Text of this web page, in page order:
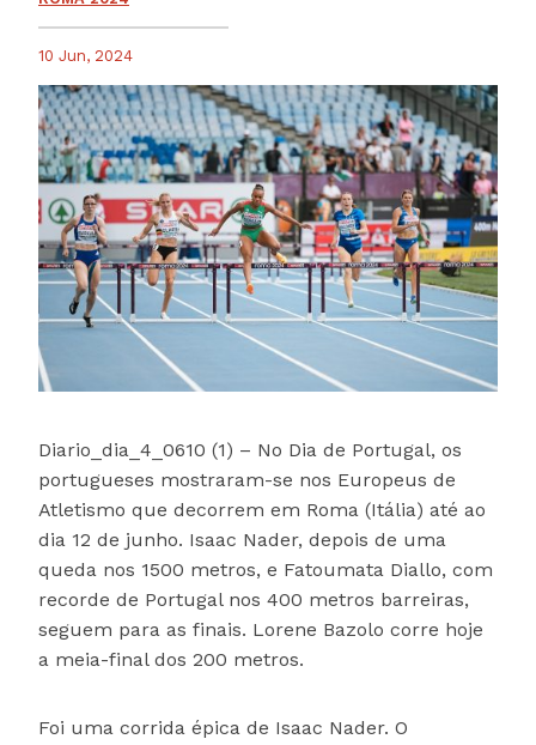
10 Jun, 2024
Diario_dia_4_0610 (1) – No Dia de Portugal, os
portugueses mostraram-se nos Europeus de
Atletismo que decorrem em Roma (Itália) até ao
dia 12 de junho. Isaac Nader, depois de uma
queda nos 1500 metros, e Fatoumata Diallo, com
recorde de Portugal nos 400 metros barreiras,
seguem para as finais. Lorene Bazolo corre hoje
a meia-final dos 200 metros.
Foi uma corrida épica de Isaac Nader. O